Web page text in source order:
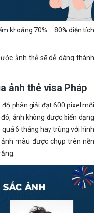
khoảng 70% – 80% diện tích
ảnh thẻ sẽ dễ dàng thành
ảnh thẻ visa Pháp
phân giải đạt 600 pixel mỗi
ảnh không được biến dạng
6 tháng hay trùng với hình
màu được chụp trên nền